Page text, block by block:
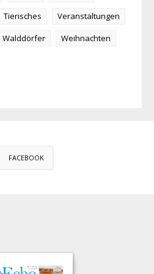
Tierisches
Veranstaltungen
Walddörfer
Weihnachten
FACEBOOK